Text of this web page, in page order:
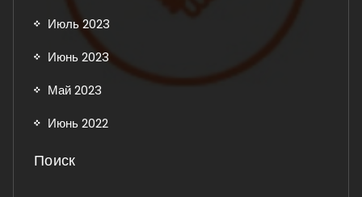
Июль 2023
Июнь 2023
Май 2023
Июнь 2022
Поиск